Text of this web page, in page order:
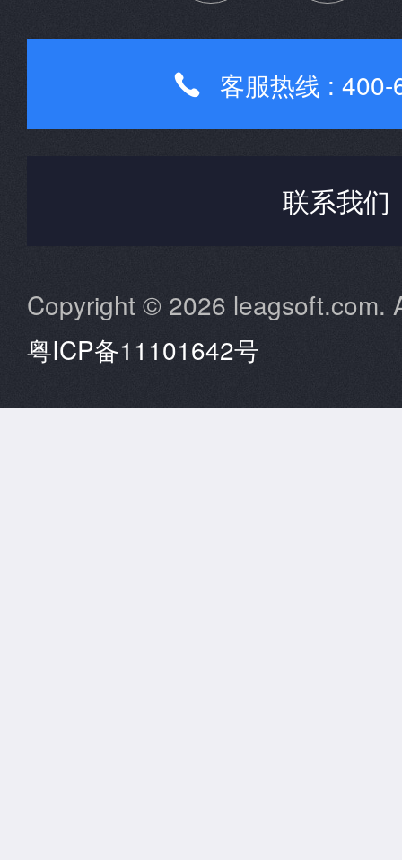
 客服热线 :
联系我们
Copyright © 2026 leagsoft.com.
粤ICP备11101642号